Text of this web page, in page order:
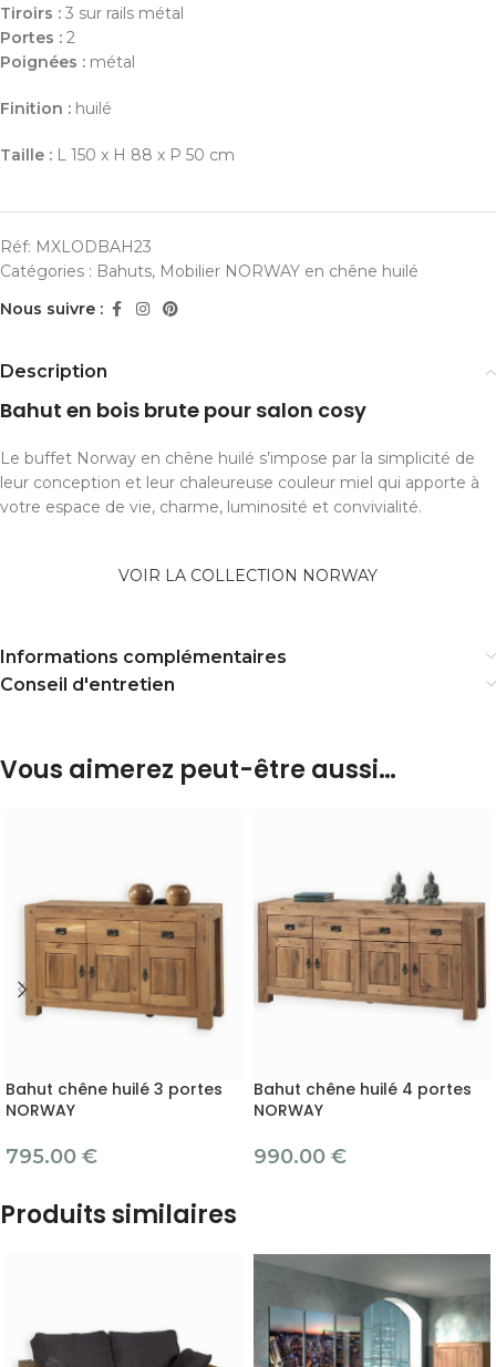
Tiroirs : 3 sur rails métal
Portes : 2
Poignées : métal
Finition : huilé
Taille : L 150 x H 88 x P 50 cm
Réf: MXLODBAH23
Catégories : Bahuts, Mobilier NORWAY en chêne huilé
Nous suivre :
Description
Bahut en bois brute pour salon cosy
Le buffet Norway en chêne huilé s’impose par la simplicité de
leur conception et leur chaleureuse couleur miel qui apporte à
votre espace de vie, charme, luminosité et convivialité.
VOIR LA COLLECTION NORWAY
Informations complémentaires
Conseil d'entretien
Vous aimerez peut-être aussi…
Bahut chêne huilé 3 portes
NORWAY
795.00 €
Bahut chêne huilé 4 portes
NORWAY
990.00 €
Produits similaires